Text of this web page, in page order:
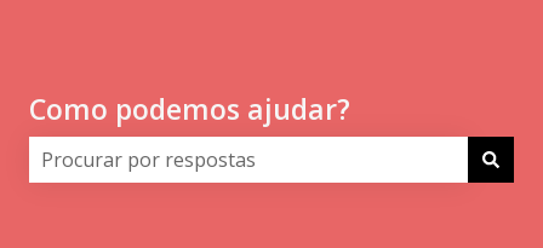
Como podemos ajudar?